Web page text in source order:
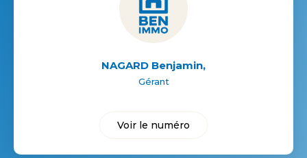
NAGARD Benjamin,
Gérant
Voir le numéro